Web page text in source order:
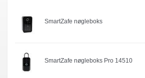
SmartZafe nøgleboks
SmartZafe nøgleboks Pro 14510